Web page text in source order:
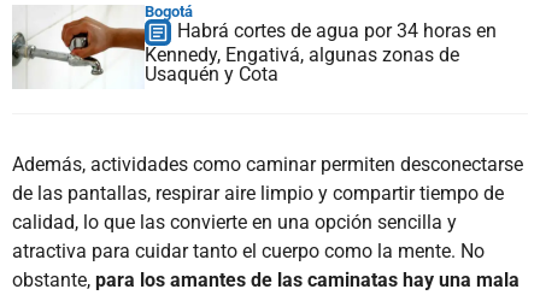
Bogotá
Habrá cortes de agua por 34 horas en
Kennedy, Engativá, algunas zonas de
Usaquén y Cota
Además, actividades como caminar permiten desconectarse
de las pantallas, respirar aire limpio y compartir tiempo de
calidad, lo que las convierte en una opción sencilla y
atractiva para cuidar tanto el cuerpo como la mente. No
obstante, para los amantes de las caminatas hay una mala